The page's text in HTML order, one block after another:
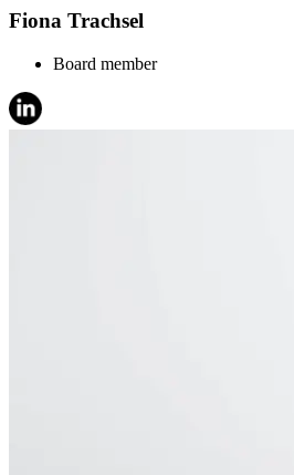
Fiona Trachsel
Board member